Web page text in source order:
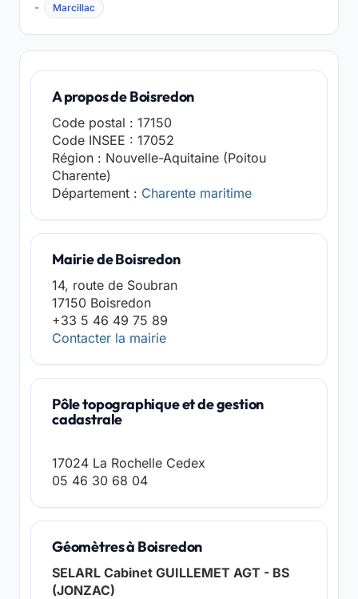
- Marcillac
A propos de Boisredon
Code postal : 17150
Code INSEE : 17052
Région : Nouvelle-Aquitaine (Poitou
Charente)
Département : Charente maritime
Mairie de Boisredon
14, route de Soubran
17150 Boisredon
+33 5 46 49 75 89
Contacter la mairie
Pôle topographique et de gestion
cadastrale
17024 La Rochelle Cedex
05 46 30 68 04
Géomètres à Boisredon
SELARL Cabinet GUILLEMET AGT - BS
(JONZAC)